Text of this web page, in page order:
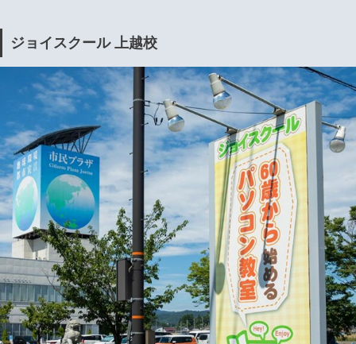
ジョイスクール 上越校